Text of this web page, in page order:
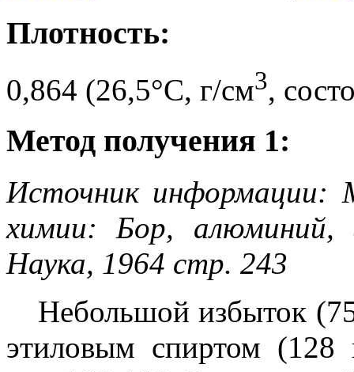
Плотность:
0,864 (26,5°C, г/см3,
Метод получения 1:
Источник информации:
химии: Бор,
Наука, 1964 стр. 243
Небольшой избыток
этиловым спиртом (128